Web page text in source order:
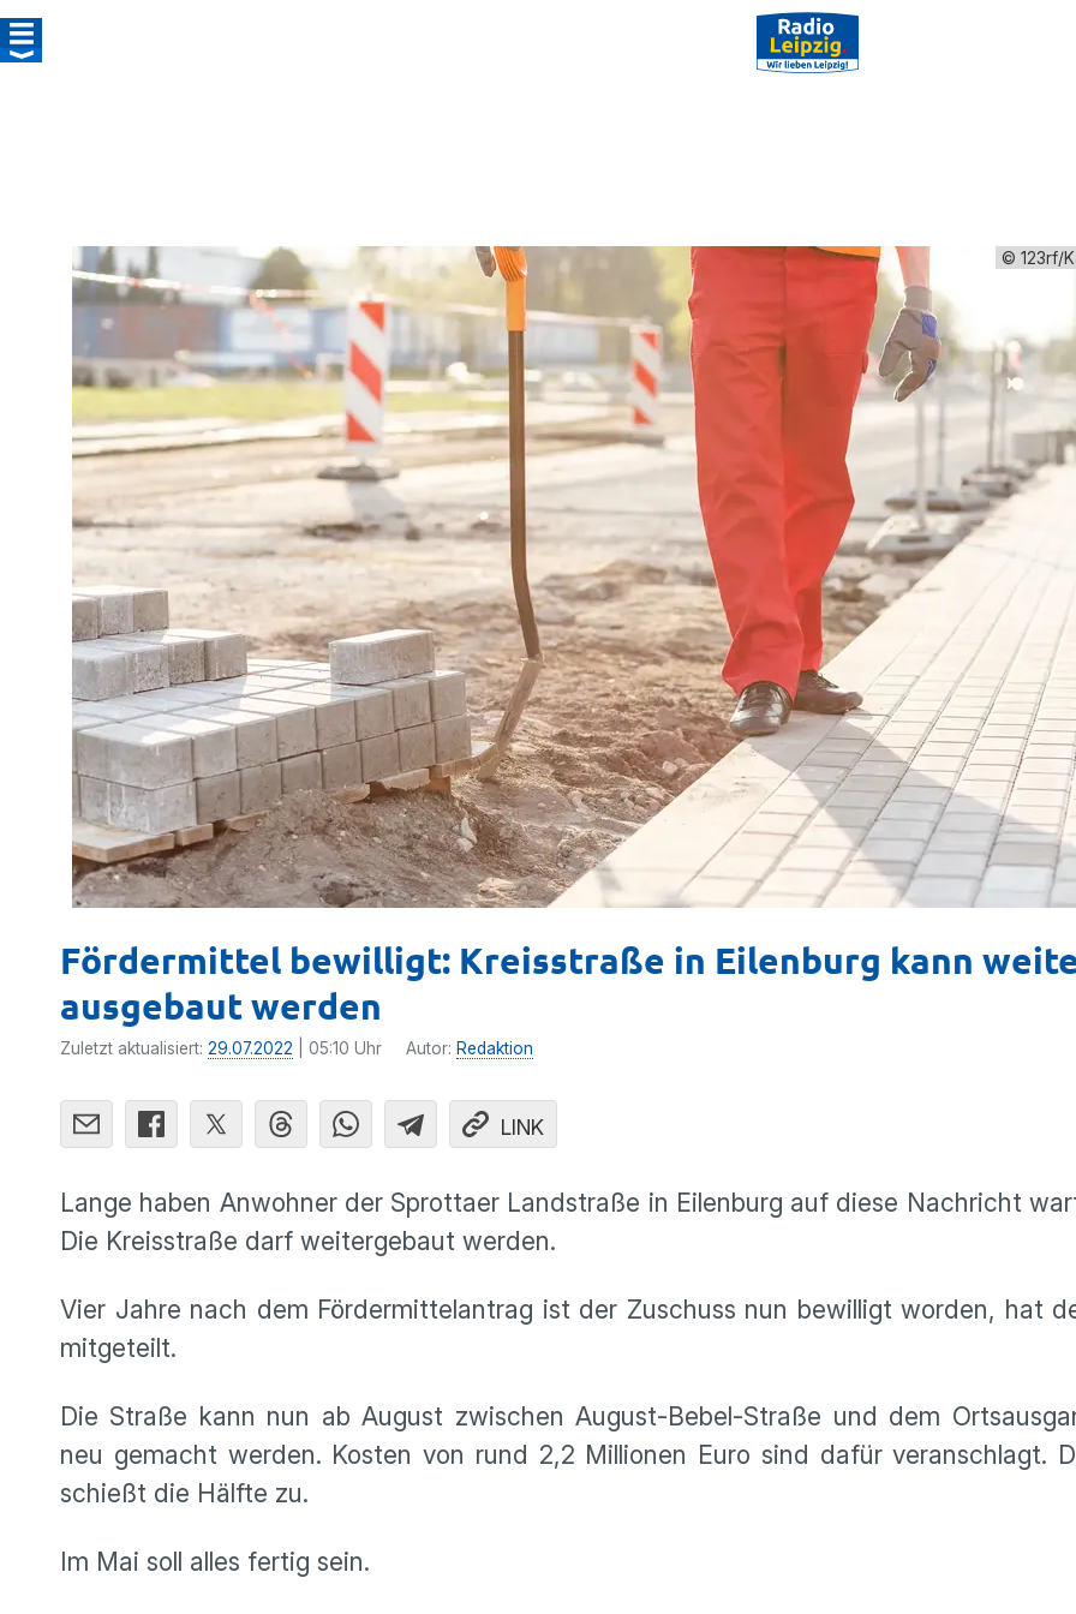
© 123rf/
Fördermittel bewilligt: Kreisstraße in Eilenburg kann
ausgebaut werden
Zuletzt aktualisiert: 29.07.2022 | 05:10 Uhr Autor: Redaktion
LINK
Lange haben Anwohner der Sprottaer Landstraße in Eilenburg auf diese Nachricht
Die Kreisstraße darf weitergebaut werden.
Vier Jahre nach dem Fördermittelantrag ist der Zuschuss nun bewilligt worden, hat
mitgeteilt.
Die Straße kann nun ab August zwischen August-Bebel-Straße und dem
neu gemacht werden. Kosten von rund 2,2 Millionen Euro sind dafür veranschlagt.
schießt die Hälfte zu.
Im Mai soll alles fertig sein.